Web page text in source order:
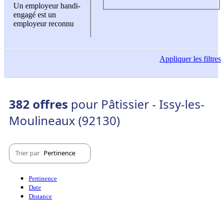
Un employeur handi-
engagé est un
employeur reconnu
Appliquerles filtres
382 offres pour Pâtissier - Issy-les-
Moulineaux (92130)
Trier par Pertinence
Pertinence
Date
Distance